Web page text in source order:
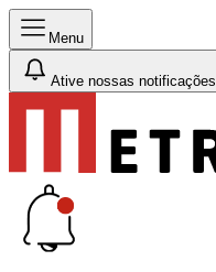
Menu
Ative nossas notificações